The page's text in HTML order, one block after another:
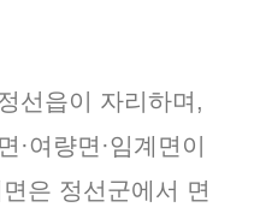
선읍이 자리하며,
·여량면·임계면이
은 정선군에서 면